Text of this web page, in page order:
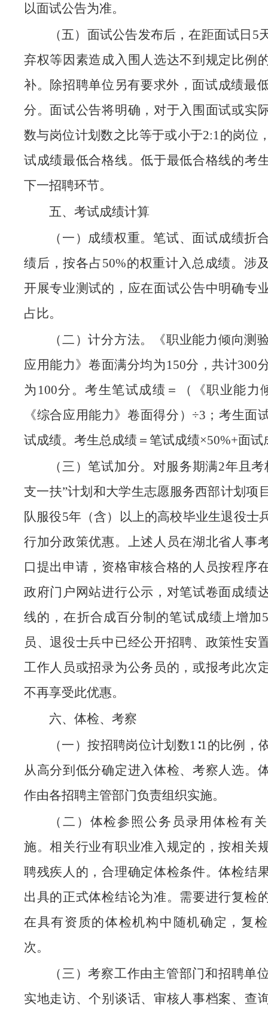
以面试公告为准。
（五）面试公告发布后，在距面试日5
弃权等因素造成入围人选达不到规定比例
补。除招聘单位另有要求外，面试成绩最
分。面试公告将明确，对于入围面试或实
数与岗位计划数之比等于或小于2:1的岗位
试成绩最低合格线。低于最低合格线的考
下一招聘环节。
五、考试成绩计算
（一）成绩权重。笔试、面试成绩折
绩后，按各占50%的权重计入总成绩。涉
开展专业测试的，应在面试公告中明确专
占比。
（二）计分方法。
《职业能力倾向测
应用能力》卷面满分均为150分，共计300
为100分。考生笔试成绩＝（《职业能力
《综合应用能力》卷面得分）÷3；考生面
试成绩。考生总成绩＝笔试成绩×50%+面试
（三）笔试加分。对服务期满2年且考
支一扶”计划和大学生志愿服务西部计划项
队服役5年（含）以上的高校毕业生退役士
行加分政策优惠。上述人员在湖北省人事
口提出申请，资格审核合格的人员按程序
政府门户网站进行公示，对笔试卷面成绩
线的，在折合成百分制的笔试成绩上增加
员、退役士兵中已经公开招聘、政策性安
工作人员或招录为公务员的，或报考此次
不再享受此优惠。
六、体检、考察
（一）按招聘岗位计划数1∶1的比例，
从高分到低分确定进入体检、考察人选。
作由各招聘主管部门负责组织实施。
（二）体检参照公务员录用体检有
施。相关行业有职业准入规定的，按相关
聘残疾人的，合理确定体检条件。体检结
出具的正式体检结论为准。需要进行复检
在具有资质的体检机构中随机确定，复
次。
（三）考察工作由主管部门和招聘单
实地走访、个别谈话、审核人事档案、查